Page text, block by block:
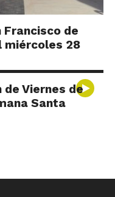
Francisco de
miércoles 28
de Viernes de
Santa